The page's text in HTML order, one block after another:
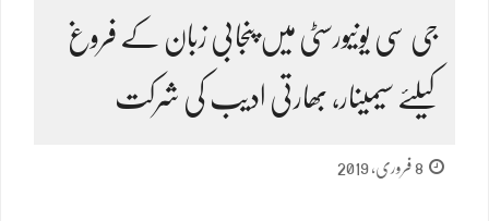
جی سی یونیورسٹی میں پنجابی زبان کے فروغ
کیلئے سیمینار، بھارتی ادیب کی شرکت
8 فروری, 2019